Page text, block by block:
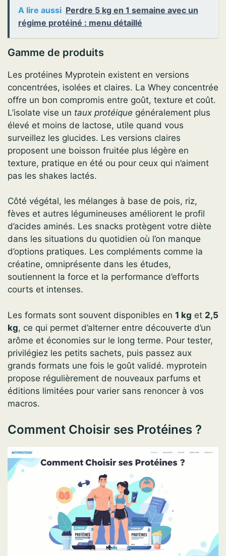
A lire aussi Perdre 5 kg en 1 semaine avec un
régime protéiné : menu détaillé
Gamme de produits
Les protéines Myprotein existent en versions
concentrées, isolées et claires. La Whey concentrée
offre un bon compromis entre goût, texture et coût.
L’isolate vise un taux protéique généralement plus
élevé et moins de lactose, utile quand vous
surveillez les glucides. Les versions claires
proposent une boisson fruitée plus légère en
texture, pratique en été ou pour ceux qui n’aiment
pas les shakes lactés.
Côté végétal, les mélanges à base de pois, riz,
fèves et autres légumineuses améliorent le profil
d’acides aminés. Les snacks protègent votre diète
dans les situations du quotidien où l’on manque
d’options pratiques. Les compléments comme la
créatine, omniprésente dans les études,
soutiennent la force et la performance d’efforts
courts et intenses.
Les formats sont souvent disponibles en 1 kg et 2,5
kg, ce qui permet d’alterner entre découverte d’un
arôme et économies sur le long terme. Pour tester,
privilégiez les petits sachets, puis passez aux
grands formats une fois le goût validé. myprotein
propose régulièrement de nouveaux parfums et
éditions limitées pour varier sans renoncer à vos
macros.
Comment Choisir ses Protéines ?